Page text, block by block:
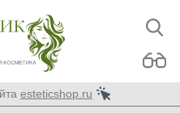
esteticshop.ru